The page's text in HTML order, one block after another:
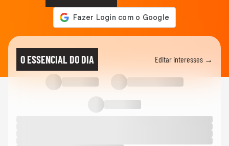
O ESSENCIAL DO DIA Editar interesses →